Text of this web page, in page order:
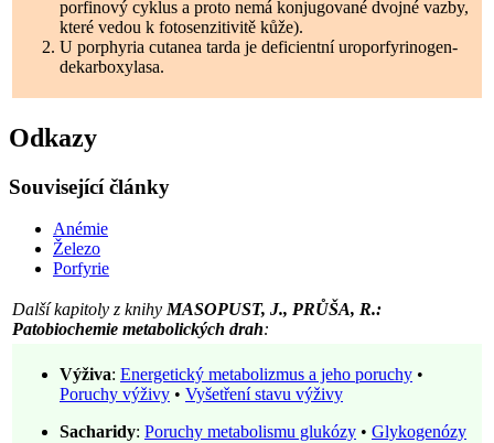
porfinový cyklus a proto nemá konjugované dvojné vazby,
které vedou k fotosenzitivitě kůže).
U porphyria cutanea tarda je deficientní uroporfyrinogen-
dekarboxylasa.
Odkazy
Související články
Anémie
Železo
Porfyrie
Další kapitoly z knihy MASOPUST, J., PRŮŠA, R.:
Patobiochemie metabolických drah:
Výživa: Energetický metabolizmus a jeho poruchy •
Poruchy výživy • Vyšetření stavu výživy
Sacharidy: Poruchy metabolismu glukózy • Glykogenózy